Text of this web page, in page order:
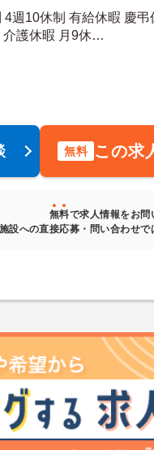
務経験ある方優遇致し
4週10休制 有給休暇 慶弔
介護休暇 月9休
無料 この求
無料で求人情報をお問
施設への直接応募・問い合わせで